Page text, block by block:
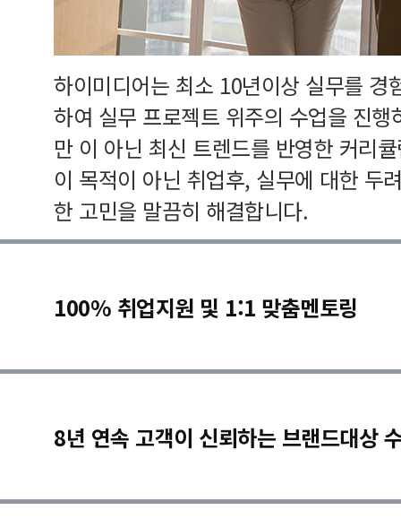
하이미디어는 최소 10년이상 실무를 경
하여 실무 프로젝트 위주의 수업을 진
만 이 아닌 최신 트렌드를 반영한 커리
이 목적이 아닌 취업후, 실무에 대한 두
한 고민을 말끔히 해결합니다.
100% 취업지원 및 1:1 맞춤멘토링
8년 연속 고객이 신뢰하는 브랜드대상